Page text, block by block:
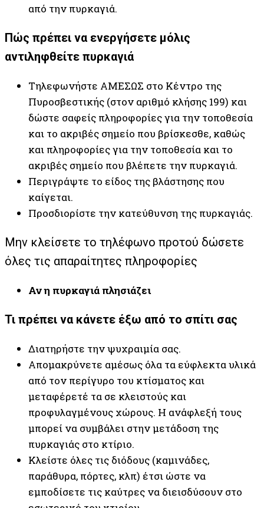
από την πυρκαγιά.
Πώς πρέπει να ενεργήσετε μόλις
αντιληφθείτε πυρκαγιά
Τηλεφωνήστε ΑΜΕΣΩΣ στο Κέντρο της
Πυροσβεστικής (στον αριθμό κλήσης 199) και
δώστε σαφείς πληροφορίες για την τοποθεσία
και το ακριβές σημείο που βρίσκεσθε, καθώς
και πληροφορίες για την τοποθεσία και το
ακριβές σημείο που βλέπετε την πυρκαγιά.
Περιγράψτε το είδος της βλάστησης που
καίγεται.
Προσδιορίστε την κατεύθυνση της πυρκαγιάς.
Μην κλείσετε το τηλέφωνο προτού δώσετε
όλες τις απαραίτητες πληροφορίες
Αν η πυρκαγιά πλησιάζει
Τι πρέπει να κάνετε έξω από το σπίτι σας
Διατηρήστε την ψυχραιμία σας.
Απομακρύνετε αμέσως όλα τα εύφλεκτα υλικά
από τον περίγυρο του κτίσματος και
μεταφέρετέ τα σε κλειστούς και
προφυλαγμένους χώρους. Η ανάφλεξή τους
μπορεί να συμβάλει στην μετάδοση της
πυρκαγιάς στο κτίριο.
Κλείστε όλες τις διόδους (καμινάδες,
παράθυρα, πόρτες, κλπ) έτσι ώστε να
εμποδίσετε τις καύτρες να διεισδύσουν στο